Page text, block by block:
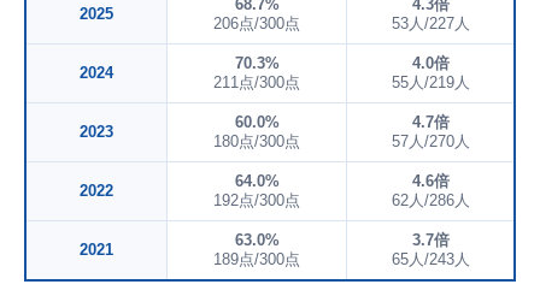
2025
68.7%
206点/300点
4.3倍
53人/227人
2024
70.3%
211点/300点
4.0倍
55人/219人
2023
60.0%
180点/300点
4.7倍
57人/270人
2022
64.0%
192点/300点
4.6倍
62人/286人
2021
63.0%
189点/300点
3.7倍
65人/243人